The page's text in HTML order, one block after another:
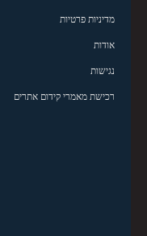
מדיניות פרטיות
אודות
נגישות
רכישת מאמרי קידום אתרים